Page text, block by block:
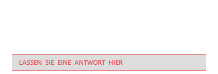
LASSEN SIE EINE ANTWORT HIER